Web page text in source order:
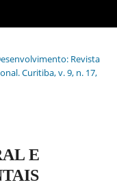
Revista
Curitiba, v. 9, n. 17,
E